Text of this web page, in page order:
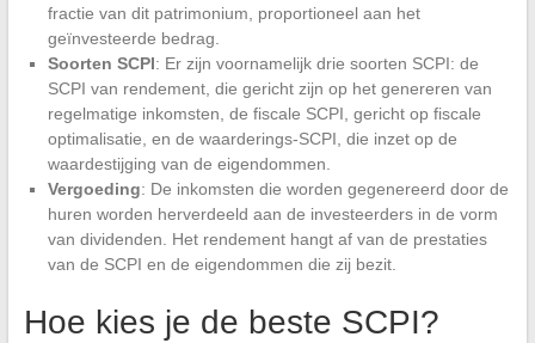
fractie van dit patrimonium, proportioneel aan het
geïnvesteerde bedrag.
Soorten SCPI: Er zijn voornamelijk drie soorten SCPI: de
SCPI van rendement, die gericht zijn op het genereren van
regelmatige inkomsten, de fiscale SCPI, gericht op fiscale
optimalisatie, en de waarderings-SCPI, die inzet op de
waardestijging van de eigendommen.
Vergoeding: De inkomsten die worden gegenereerd door de
huren worden herverdeeld aan de investeerders in de vorm
van dividenden. Het rendement hangt af van de prestaties
van de SCPI en de eigendommen die zij bezit.
Hoe kies je de beste SCPI?